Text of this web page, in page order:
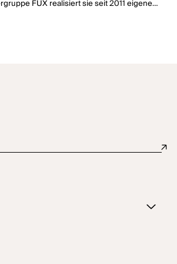
FUX realisiert sie seit 2011 eigene
und dem Schauspiel Frankfurt